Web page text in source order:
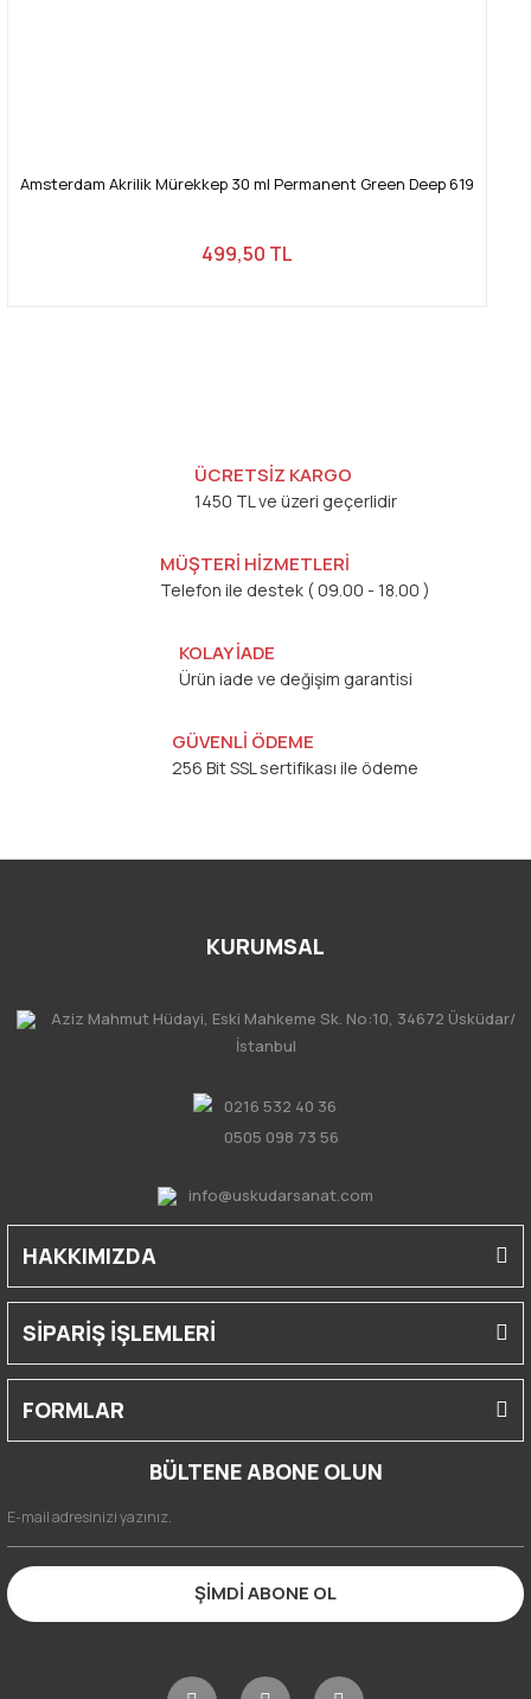
Amsterdam Akrilik Mürekkep 30 ml Permanent Green Deep 619
499,50 TL
ÜCRETSİZ KARGO
1450 TL ve üzeri geçerlidir
MÜŞTERİ HİZMETLERİ
Telefon ile destek ( 09.00 - 18.00 )
KOLAY İADE
Ürün iade ve değişim garantisi
GÜVENLİ ÖDEME
256 Bit SSL sertifikası ile ödeme
KURUMSAL
Aziz Mahmut Hüdayi, Eski Mahkeme Sk. No:10, 34672 Üsküdar/
İstanbul
0216 532 40 36
0505 098 73 56
info@uskudarsanat.com
HAKKIMIZDA
SİPARİŞ İŞLEMLERİ
FORMLAR
BÜLTENE ABONE OLUN
ŞİMDİ ABONE OL